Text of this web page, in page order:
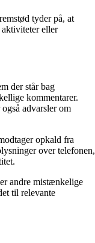
tyder på, at
eller
der står bag
kommentarer.
advarsler om
opkald fra
over telefonen,
andre mistænkelige
til relevante